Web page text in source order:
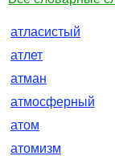
атласистый
атлет
атман
атмосферный
атом
атомизм